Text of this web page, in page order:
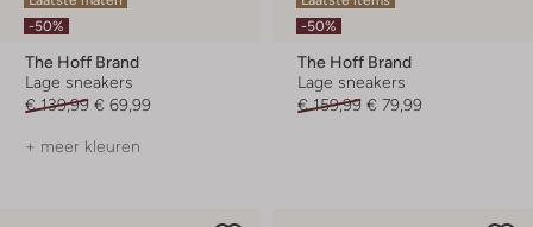
-50%
The Hoff Brand
Lage sneakers
€ 139,99 € 69,99
+ meer kleuren
-50%
The Hoff Brand
Lage sneakers
€ 159,99 € 79,99